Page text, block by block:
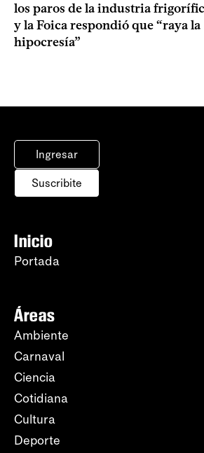
los paros de la industria
y la Foica respondió que “raya la
hipocresía”
Ingresar
Suscribite
Inicio
Portada
Áreas
Ambiente
Carnaval
Ciencia
Cotidiana
Cultura
Deporte